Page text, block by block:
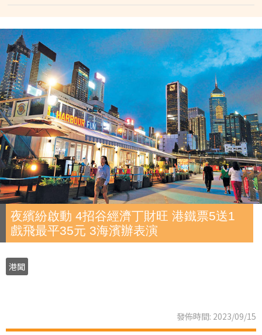
夜繽紛啟動 4招谷經濟丁財旺 港鐵票5送1
戲飛最平35元 3海濱辦表演
港聞
發佈時間: 2023/09/15